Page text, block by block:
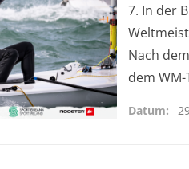
7. In der
Nach
dem
Datum